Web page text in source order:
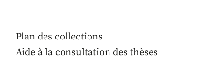
Plan des collections
Aide à la consultation des thèses